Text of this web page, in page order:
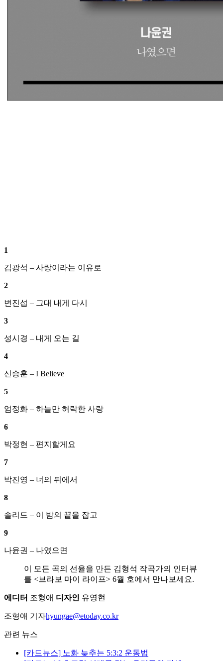
1
김광석 – 사랑이라는 이유로
2
변진섭 – 그대 내게 다시
3
성시경 – 내게 오는 길
4
신승훈 – I Believe
5
엄정화 – 하늘만 허락한 사랑
6
박정현 – 편지할게요
7
박진영 – 너의 뒤에서
8
솔리드 – 이 밤의 끝을 잡고
9
나윤권 – 나였으면
이 모든 곡의 선율을 만든 김형석 작곡가의 인터뷰
를 <브라보 마이 라이프> 6월 호에서 만나보세요.
에디터 조형애 디자인 유영현
조형애 기자hyungae@etoday.co.kr
관련 뉴스
[카드뉴스] 노화 늦추는 5:3:2 운동법